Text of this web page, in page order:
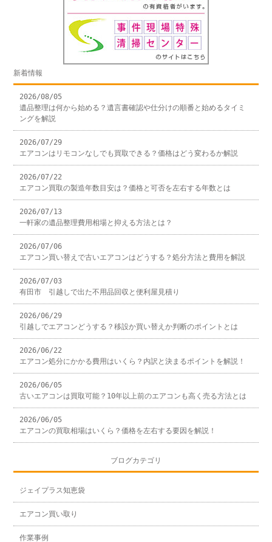
新着情報
2026/08/05
遺品整理は何から始める？遺言書確認や仕分けの順番と始めるタイミ
ングを解説
2026/07/29
エアコンはリモコンなしでも買取できる？価格はどう変わるか解説
2026/07/22
エアコン買取の製造年数目安は？価格と可否を左右する年数とは
2026/07/13
一軒家の遺品整理費用相場と抑える方法とは？
2026/07/06
エアコン買い替えで古いエアコンはどうする？処分方法と費用を解説
2026/07/03
有田市 引越しで出た不用品回収と便利屋見積り
2026/06/29
引越しでエアコンどうする？移設か買い替えか判断のポイントとは
2026/06/22
エアコン処分にかかる費用はいくら？内訳と決まるポイントを解説！
2026/06/05
古いエアコンは買取可能？10年以上前のエアコンも高く売る方法とは
2026/06/05
エアコンの買取相場はいくら？価格を左右する要因を解説！
ブログカテゴリ
ジェイプラス知恵袋
エアコン買い取り
作業事例